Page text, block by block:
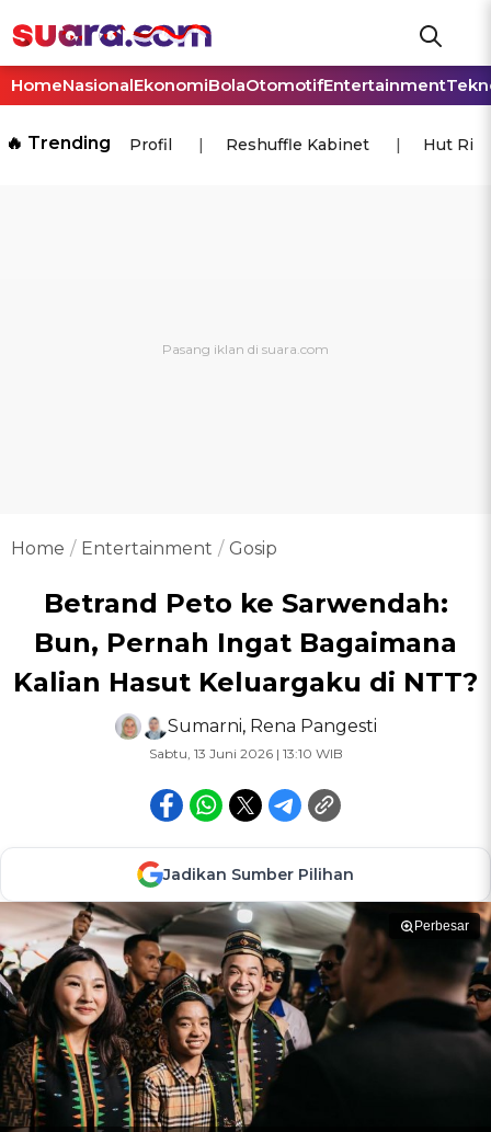
HomeNasionalEkonomiBolaOtomotifEntertainment
🔥 Trending Profil Reshuffle Kabinet Hut Ri
Home Entertainment Gosip
Betrand Peto ke Sarwendah:
Bun, Pernah Ingat Bagaimana
Kalian Hasut Keluargaku di NTT?
Sumarni, Rena Pangesti
Sabtu, 13 Juni 2026 | 13:10 WIB
Jadikan Sumber Pilihan
Perbesar